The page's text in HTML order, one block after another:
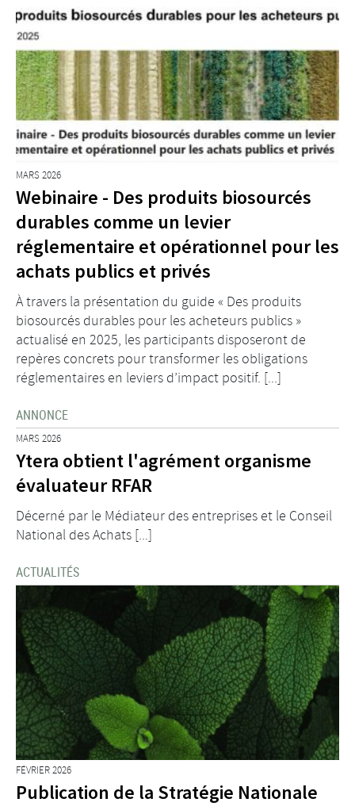
MARS 2026
Webinaire - Des produits biosourcés
durables comme un levier
réglementaire et opérationnel pour les
achats publics et privés
À travers la présentation du guide « Des produits
biosourcés durables pour les acheteurs publics »
actualisé en 2025, les participants disposeront de
repères concrets pour transformer les obligations
réglementaires en leviers d’impact positif. [...]
ANNONCE
MARS 2026
Ytera obtient l'agrément organisme
évaluateur RFAR
Décerné par le Médiateur des entreprises et le Conseil
National des Achats [...]
ACTUALITÉS
FÉVRIER 2026
Publication de la Stratégie Nationale